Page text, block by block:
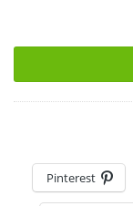
Pinterest